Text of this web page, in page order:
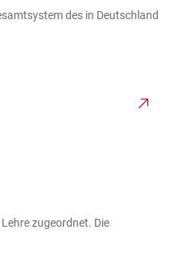
des in Deutschland
zugeordnet. Die